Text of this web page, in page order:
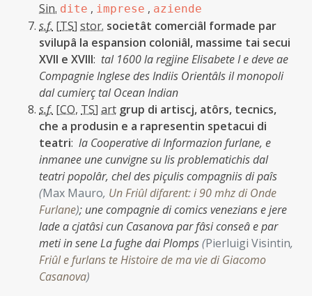
Sin. dite , imprese , aziende
s.f. [TS] stor. societât comerciâl formade par
svilupâ la espansion coloniâl, massime tai secui
XVII e XVIII: tal 1600 la regjine Elisabete I e deve ae
Compagnie Inglese des Indiis Orientâls il monopoli
dal cumierç tal Ocean Indian
s.f. [CO, TS] art grup di artiscj, atôrs, tecnics,
che a produsin e a rapresentin spetacui di
teatri: la Cooperative di Informazion furlane, e
inmanee une cunvigne su lis problematichis dal
teatri popolâr, chel des piçulis compagniis di paîs
(Max Mauro, Un Friûl difarent: i 90 mhz di Onde
Furlane); une compagnie di comics venezians e jere
lade a cjatâsi cun Casanova par fâsi conseâ e par
meti in sene La fughe dai Plomps(Pierluigi Visintin,
Friûl e furlans te Histoire de ma vie di Giacomo
Casanova)